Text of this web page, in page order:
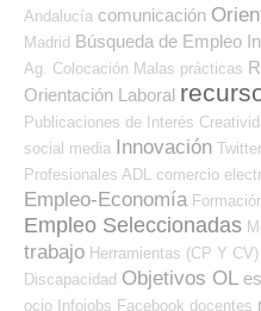
Andalucía comunicación
Madrid Búsqueda de Empleo
Ag. Colocación Malas prácticas
Orientación Laboral
Publicaciones de Interés
social media Innovación Twitter
Profesionales ADL
comercio
Empleo-Economía
Empleo Seleccionadas
trabajo Herramientas (CP Y CV)
Discapacidad Objetivos OL
ocio Infojobs Facebook docentes